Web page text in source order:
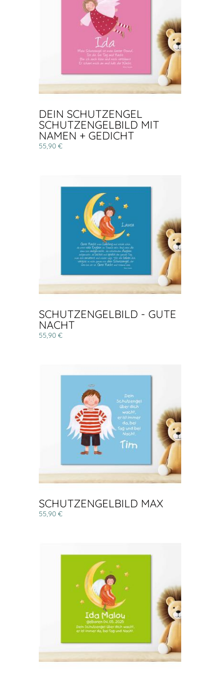
DEIN SCHUTZENGEL
SCHUTZENGELBILD MIT
NAMEN + GEDICHT
55,90 €
SCHUTZENGELBILD - GUTE
NACHT
55,90 €
SCHUTZENGELBILD MAX
55,90 €